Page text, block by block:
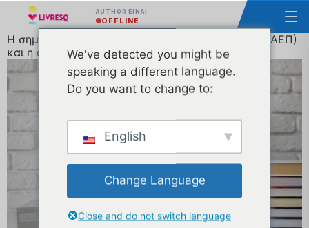
AUTHOR ΕΊΝΑΙ
OFFLINE
Η σημασία των Ανοικτών Εκπαιδευτικών Πόρων (ΑΕΠ)
και η αποτελεσματική χρήση τους
We've detected you might be
speaking a different language.
Do you want to change to:
English
Change Language
Close and do not switch language